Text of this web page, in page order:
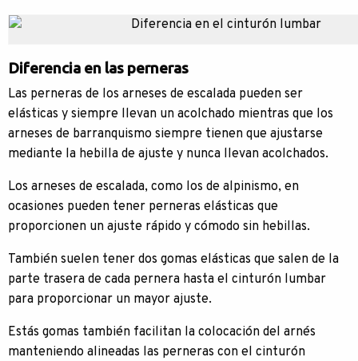
Diferencia en las perneras
Las perneras de los arneses de escalada pueden ser
elásticas y siempre llevan un acolchado mientras que los
arneses de barranquismo siempre tienen que ajustarse
mediante la hebilla de ajuste y nunca llevan acolchados.
Los arneses de escalada, como los de alpinismo, en
ocasiones pueden tener perneras elásticas que
proporcionen un ajuste rápido y cómodo sin hebillas.
También suelen tener dos gomas elásticas que salen de la
parte trasera de cada pernera hasta el cinturón lumbar
para proporcionar un mayor ajuste.
Estás gomas también facilitan la colocación del arnés
manteniendo alineadas las perneras con el cinturón